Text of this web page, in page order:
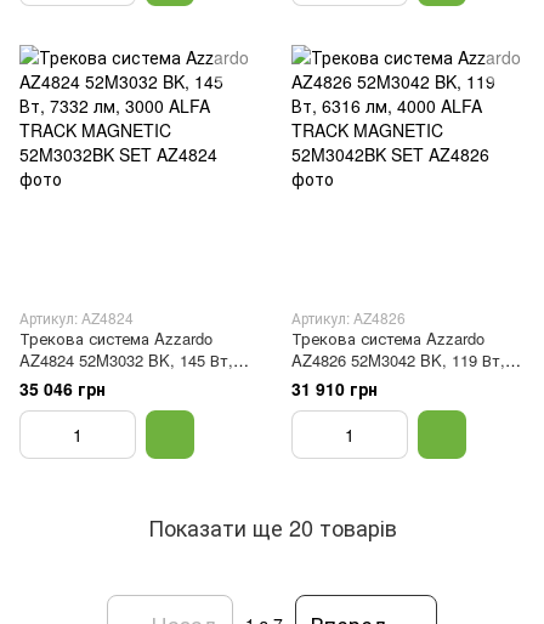
Артикул: AZ4824
Трекова система Azzardo
AZ4824 52M3032 BK, 145 Вт,
7332 лм, 3000 ALFA TRACK
MAGNETIC 52M3032BK SET
35 046 грн
Артикул: AZ4826
Трекова система Azzardo
AZ4826 52M3042 BK, 119 Вт,
6316 лм, 4000 ALFA TRACK
MAGNETIC 52M3042BK SET
31 910 грн
Показати ще 20 товарів